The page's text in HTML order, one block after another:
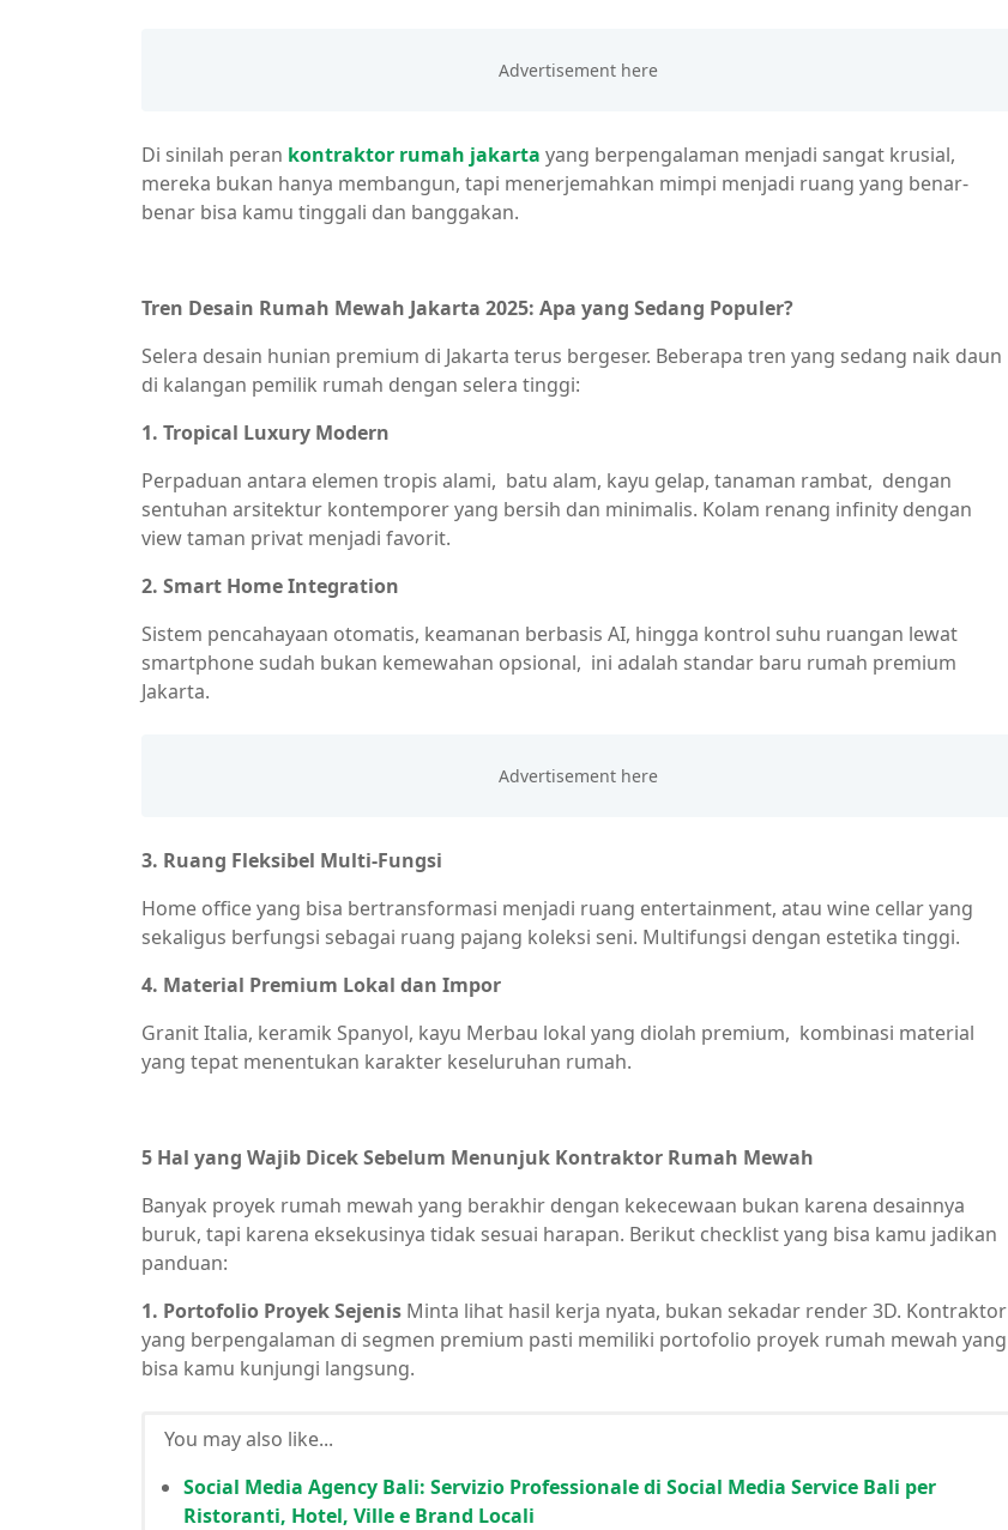
Di sinilah peran kontraktor rumah jakarta yang berpengalaman menjadi sangat krusial,
mereka bukan hanya membangun, tapi menerjemahkan mimpi menjadi ruang yang benar-
benar bisa kamu tinggali dan banggakan.
Tren Desain Rumah Mewah Jakarta 2025: Apa yang Sedang Populer?
Selera desain hunian premium di Jakarta terus bergeser. Beberapa tren yang sedang naik daun
di kalangan pemilik rumah dengan selera tinggi:
1. Tropical Luxury Modern
Perpaduan antara elemen tropis alami, batu alam, kayu gelap, tanaman rambat, dengan
sentuhan arsitektur kontemporer yang bersih dan minimalis. Kolam renang infinity dengan
view taman privat menjadi favorit.
2. Smart Home Integration
Sistem pencahayaan otomatis, keamanan berbasis AI, hingga kontrol suhu ruangan lewat
smartphone sudah bukan kemewahan opsional, ini adalah standar baru rumah premium
Jakarta.
3. Ruang Fleksibel Multi-Fungsi
Home office yang bisa bertransformasi menjadi ruang entertainment, atau wine cellar yang
sekaligus berfungsi sebagai ruang pajang koleksi seni. Multifungsi dengan estetika tinggi.
4. Material Premium Lokal dan Impor
Granit Italia, keramik Spanyol, kayu Merbau lokal yang diolah premium, kombinasi material
yang tepat menentukan karakter keseluruhan rumah.
5 Hal yang Wajib Dicek Sebelum Menunjuk Kontraktor Rumah Mewah
Banyak proyek rumah mewah yang berakhir dengan kekecewaan bukan karena desainnya
buruk, tapi karena eksekusinya tidak sesuai harapan. Berikut checklist yang bisa kamu jadikan
panduan:
1. Portofolio Proyek Sejenis Minta lihat hasil kerja nyata, bukan sekadar render 3D. Kontraktor
yang berpengalaman di segmen premium pasti memiliki portofolio proyek rumah mewah yang
bisa kamu kunjungi langsung.
You may also like...
Social Media Agency Bali: Servizio Professionale di Social Media Service Bali per
Ristoranti, Hotel, Ville e Brand Locali